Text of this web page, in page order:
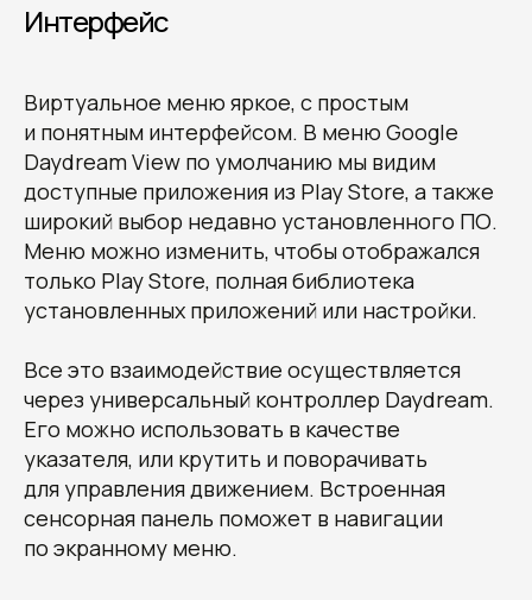
Интерфейс
Виртуальное меню яркое, с простым
и понятным интерфейсом. В меню Google
Daydream View по умолчанию мы видим
доступные приложения из Play Store, а также
широкий выбор недавно установленного ПО.
Меню можно изменить, чтобы отображался
только Play Store, полная библиотека
установленных приложений или настройки.
Все это взаимодействие осуществляется
через универсальный контроллер Daydream.
Его можно использовать в качестве
указателя, или крутить и поворачивать
для управления движением. Встроенная
сенсорная панель поможет в навигации
по экранному меню.